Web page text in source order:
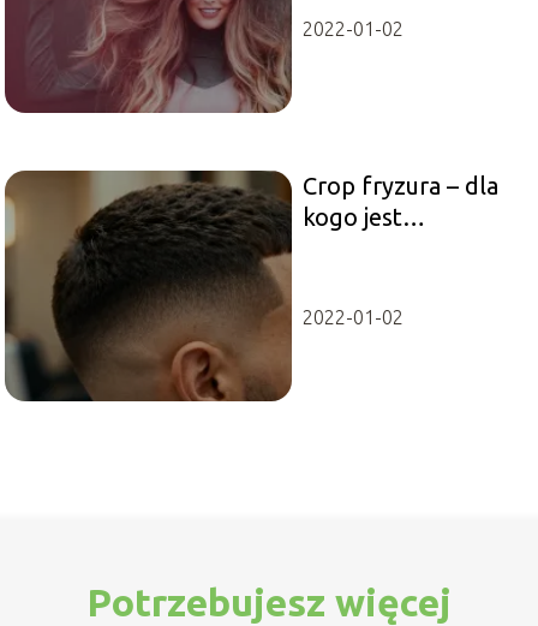
2022-01-02
Crop fryzura – dla
kogo jest
2022-01-02
Potrzebujesz więcej